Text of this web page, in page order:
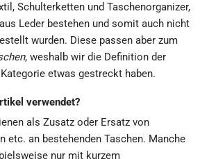
Schulterketten und Taschenorganizer,
Leder bestehen und somit auch nicht
wurden. Diese passen aber zum
, weshalb wir die Definition der
etwas gestreckt haben.
verwendet?
als Zusatz oder Ersatz von
etc. an bestehenden Taschen. Manche
nur mit kurzem